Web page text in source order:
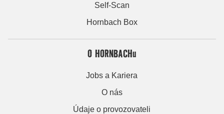
Self-Scan
Hornbach Box
O HORNBACHu
Jobs a Kariera
O nás
Údaje o provozovateli